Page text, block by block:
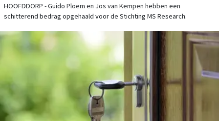
HOOFDDORP - Guido Ploem en Jos van Kempen hebben een
schitterend bedrag opgehaald voor de Stichting MS Research.